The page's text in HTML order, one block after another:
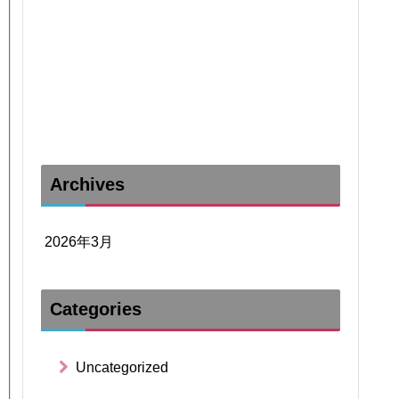
Archives
2026年3月
Categories
Uncategorized